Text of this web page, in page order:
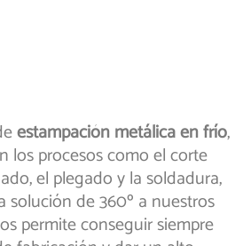
estampación metálica en frío,
los procesos como el corte
el plegado y la soldadura,
solución de 360º a nuestros
permite conseguir siempre